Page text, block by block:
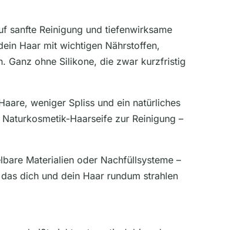
sanfte Reinigung und tiefenwirksame
Haar mit wichtigen Nährstoffen,
Ganz ohne Silikone, die zwar kurzfristig
weniger Spliss und ein natürliches
Haarseife zur Reinigung –
Materialien oder Nachfüllsysteme –
dich und dein Haar rundum strahlen